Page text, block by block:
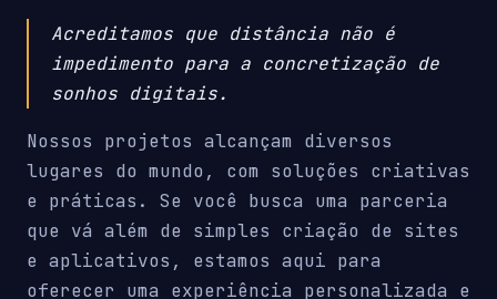
Acreditamos que distância não é
impedimento para a concretização de
sonhos digitais.
Nossos projetos alcançam diversos
lugares do mundo, com soluções criativas
e práticas. Se você busca uma parceria
que vá além de simples criação de sites
e aplicativos, estamos aqui para
oferecer uma experiência personalizada e